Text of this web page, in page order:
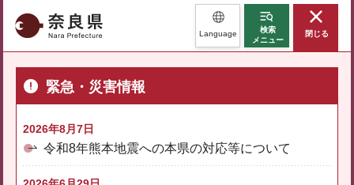
奈良県 Language
検索
メニュー
閉じる
緊急・災害情報
2026年8月7日
令和8年熊本地震への本県の対応等について